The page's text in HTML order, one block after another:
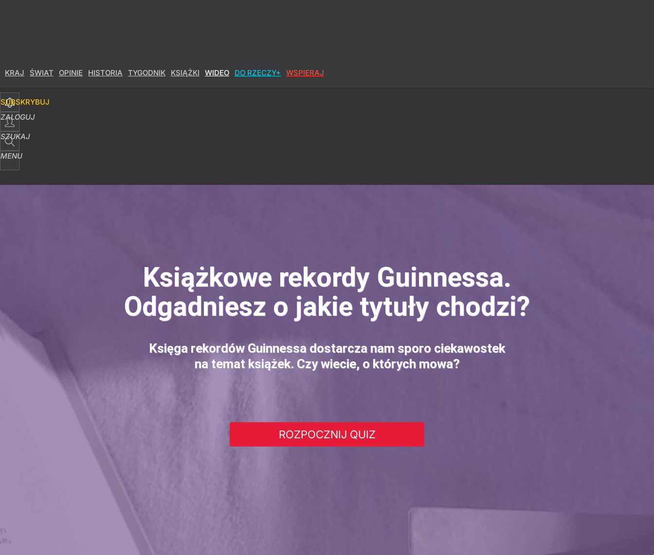
KRAJ ŚWIAT OPINIE HISTORIA TYGODNIK KSIĄŻKI WIDEO DO RZECZY+ WSPIERAJ
SUBSKRYBUJ
ZALOGUJ
SZUKAJ
MENU
Książkowe rekordy Guinnessa.
Odgadniesz o jakie tytuły chodzi?
Księga rekordów Guinnessa dostarcza nam sporo ciekawostek
na temat książek. Czy wiecie, o których mowa?
ROZPOCZNIJ QUIZ